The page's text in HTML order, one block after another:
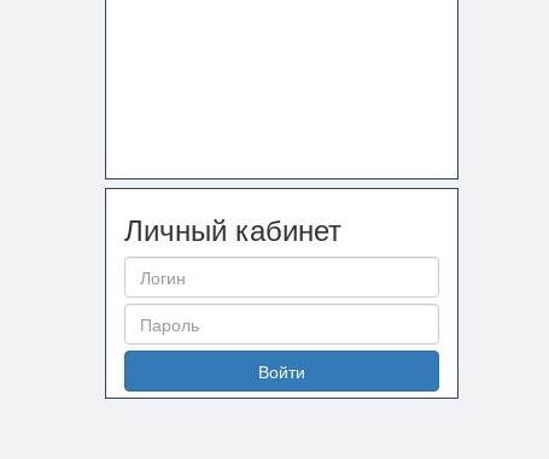
Личный кабинет
Войти